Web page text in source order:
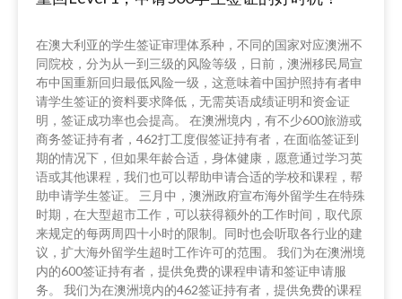
在澳大利亚的学生签证审理体系种，不同的国家对应澳洲不
同院校，分为从一到三级的风险等级，日前，澳洲移民局宣
布中国重新回归最低风险一级，这意味着中国护照持有者申
请学生签证的资料要求降低，无需英语成绩证明和资金证
明，签证成功率也会提高。 在澳洲境内，有不少600旅游或
商务签证持有者，462打工度假签证持有者，在面临签证到
期的情况下，但如果年龄合适，身体健康，愿意通过学习英
语或其他课程，我们也可以帮助申请合适的学校和课程，帮
助申请学生签证。 三月中，澳洲政府宣布海外留学生在特殊
时期，在大型超市工作，可以获得额外的工作时间，取代原
来规定的每两周四十小时的限制。同时也会听取各行业的建
议，扩大海外留学生超时工作许可的范围。 我们为在澳洲境
内的600签证持有者，提供免费的课程申请和签证申请服
务。 我们为在澳洲境内的462签证持有者，提供免费的课程